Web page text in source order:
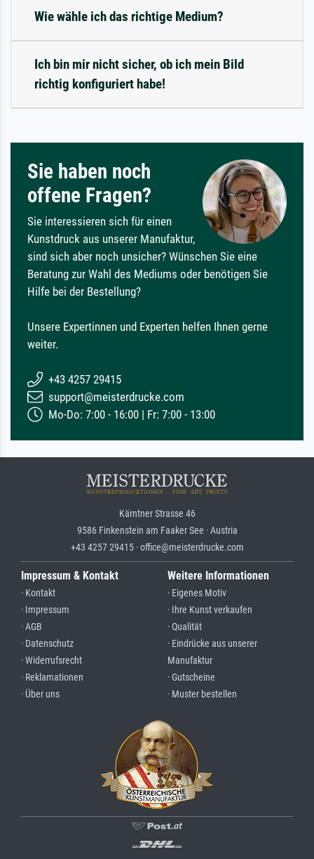
Wie wähle ich das richtige Medium?
Ich bin mir nicht sicher, ob ich mein Bild
richtig konfiguriert habe!
Sie haben noch
offene Fragen?
Sie interessieren sich für einen
Kunstdruck aus unserer Manufaktur,
sind sich aber noch unsicher? Wünschen Sie eine
Beratung zur Wahl des Mediums oder benötigen Sie
Hilfe bei der Bestellung?
Unsere Expertinnen und Experten helfen Ihnen gerne
weiter.
+43 4257 29415
support@meisterdrucke.com
Mo-Do: 7:00 - 16:00 | Fr: 7:00 - 13:00
Kärntner Strasse 46
9586 Finkenstein am Faaker See · Austria
+43 4257 29415 · office@meisterdrucke.com
Impressum & Kontakt
· Kontakt
· Impressum
· AGB
· Datenschutz
· Widerrufsrecht
· Reklamationen
· Über uns
Weitere Informationen
· Eigenes Motiv
· Ihre Kunst verkaufen
· Qualität
· Eindrücke aus unserer
Manufaktur
· Gutscheine
· Muster bestellen